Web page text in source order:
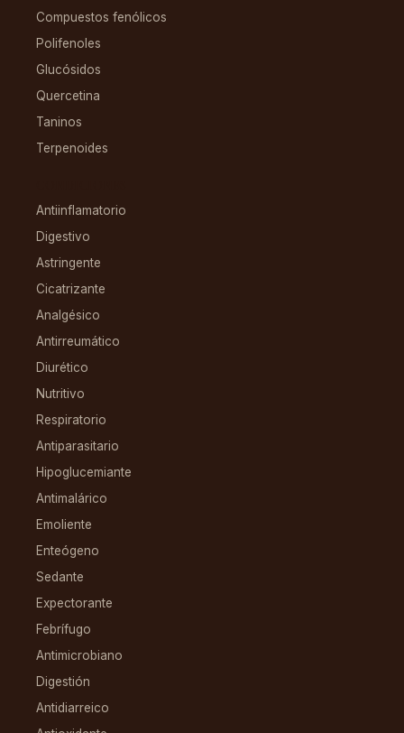
Compuestos fenólicos
Polifenoles
Glucósidos
Quercetina
Taninos
Terpenoides
Antiinflamatorio
Digestivo
Astringente
Cicatrizante
Analgésico
Antirreumático
Diurético
Nutritivo
Respiratorio
Antiparasitario
Hipoglucemiante
Antimalárico
Emoliente
Enteógeno
Sedante
Expectorante
Febrífugo
Antimicrobiano
Digestión
Antidiarreico